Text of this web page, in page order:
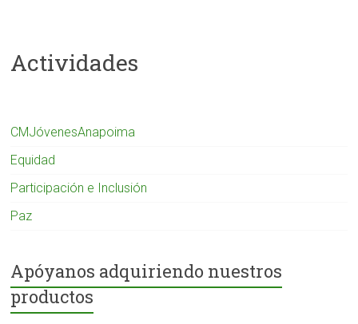
Actividades
CMJóvenesAnapoima
Equidad
Participación e Inclusión
Paz
Apóyanos adquiriendo nuestros
productos